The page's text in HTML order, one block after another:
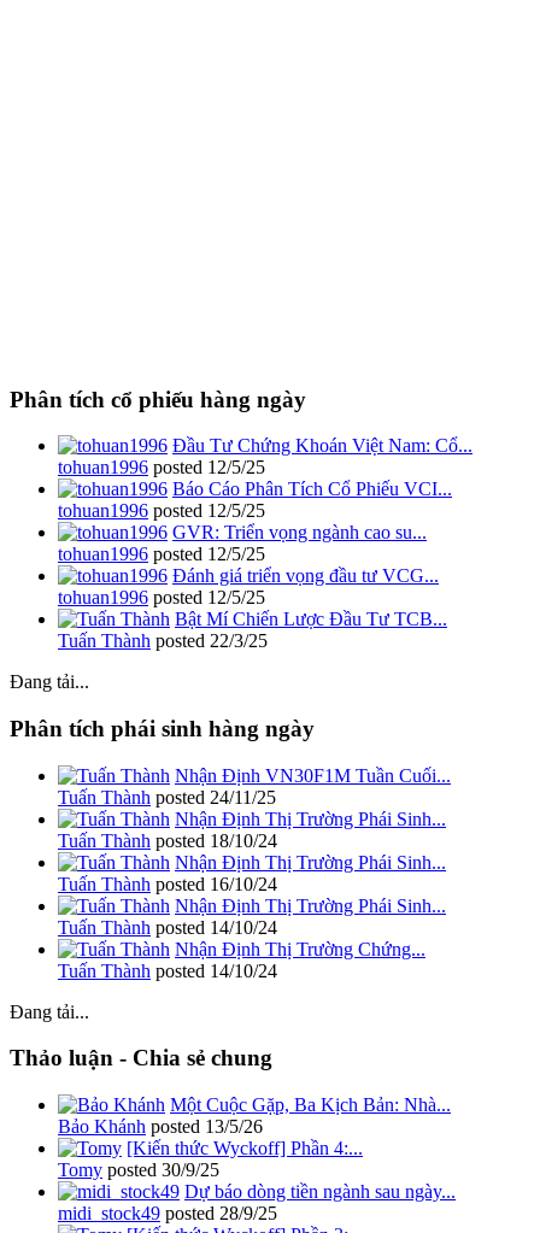
Phân tích cổ phiếu hàng ngày
Đầu Tư Chứng Khoán Việt Nam: Cổ...
tohuan1996 posted 12/5/25
Báo Cáo Phân Tích Cổ Phiếu VCI...
tohuan1996 posted 12/5/25
GVR: Triển vọng ngành cao su...
tohuan1996 posted 12/5/25
Đánh giá triển vọng đầu tư VCG...
tohuan1996 posted 12/5/25
Bật Mí Chiến Lược Đầu Tư TCB...
Tuấn Thành posted 22/3/25
Đang tải...
Phân tích phái sinh hàng ngày
Nhận Định VN30F1M Tuần Cuối...
Tuấn Thành posted 24/11/25
Nhận Định Thị Trường Phái Sinh...
Tuấn Thành posted 18/10/24
Nhận Định Thị Trường Phái Sinh...
Tuấn Thành posted 16/10/24
Nhận Định Thị Trường Phái Sinh...
Tuấn Thành posted 14/10/24
Nhận Định Thị Trường Chứng...
Tuấn Thành posted 14/10/24
Đang tải...
Thảo luận - Chia sẻ chung
Một Cuộc Gặp, Ba Kịch Bản: Nhà...
Bảo Khánh posted 13/5/26
[Kiến thức Wyckoff] Phần 4:...
Tomy posted 30/9/25
Dự báo dòng tiền ngành sau ngày...
midi_stock49 posted 28/9/25